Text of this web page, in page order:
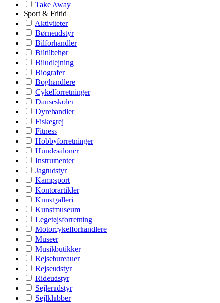
Take Away
Sport & Fritid
Aktiviteter
Børneudstyr
Bilforhandler
Biltilbehør
Biludlejning
Biografer
Boghandlere
Cykelforretninger
Danseskoler
Dyrehandler
Fiskegrej
Fitness
Hobbyforretninger
Hundesaloner
Instrumenter
Jagtudstyr
Kampsport
Kontorartikler
Kunstgalleri
Kunstmuseum
Legetøjsforretning
Motorcykelforhandlere
Museer
Musikbutikker
Rejsebureauer
Rejseudstyr
Rideudstyr
Sejlerudstyr
Sejlklubber